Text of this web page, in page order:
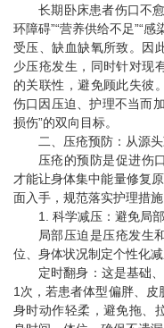
长期卧床患者伤口不
环障碍”“营养供给不足”“
受压、缺血缺氧所致。因
少压疮发生，同时针对现
的关联性，避免顾此失彼
伤口因压迫、护理不当而
损伤”的双向目标。
二、压疮预防：从源
压疮的预防是促进伤
才能让身体集中能量修复
面入手，规范落实护理措施
1. 科学减压：避免局
局部压迫是压疮发生
位、身体状况制定个性化减
定时翻身：这是基础
1次，若患者体型偏胖、
身时动作轻柔，避免拖、